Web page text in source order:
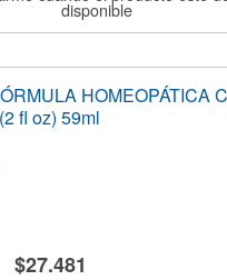
disponible
HOMEOPÁTICA
fl oz) 59ml
$27.481